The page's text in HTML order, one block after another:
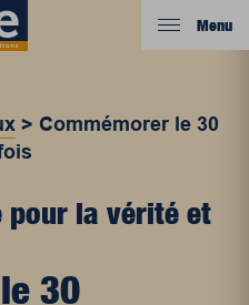
Menu
> Commémorer le 30
pour la vérité et
30